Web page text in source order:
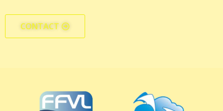
Fournitures
Ethymologie
CONTACT